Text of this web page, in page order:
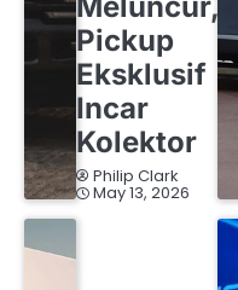
Pickup
Eksklusif
Incar
Kolektor
Philip Clark
May 13, 2026